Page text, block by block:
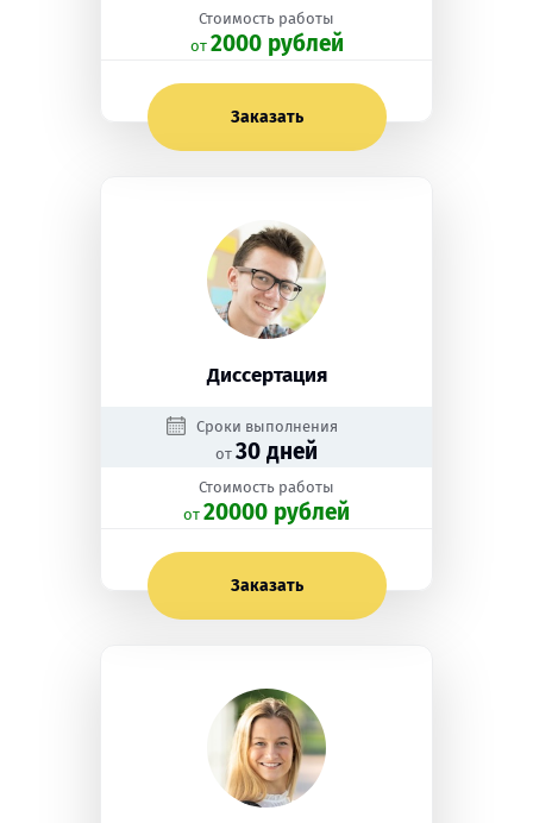
Стоимость работы
oт 2000 рублей
Заказать
Диссертация
Сроки выполнения
от 30 дней
Стоимость работы
oт 20000 рублей
Заказать